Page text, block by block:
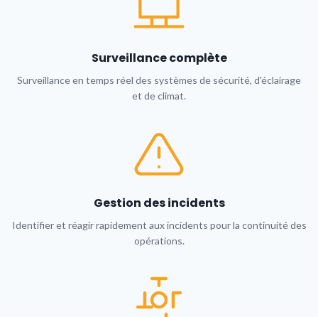
Surveillance complète
Surveillance en temps réel des systèmes de sécurité, d'éclairage
et de climat.
Gestion des incidents
Identifier et réagir rapidement aux incidents pour la continuité des
opérations.